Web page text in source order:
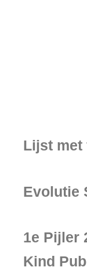
Lijst met
Evolutie
1e Pijler
Kind